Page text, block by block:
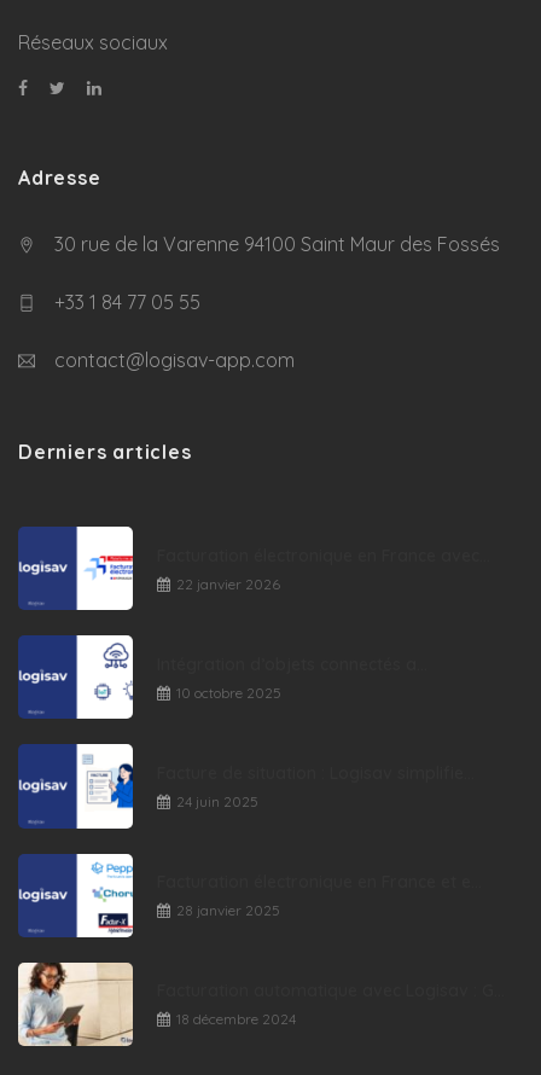
Réseaux sociaux
Adresse
30 rue de la Varenne 94100 Saint Maur des Fossés
+33 1 84 77 05 55
contact@logisav-app.com
Derniers articles
22 janvier 2026
10 octobre 2025
24 juin 2025
28 janvier 2025
18 décembre 2024